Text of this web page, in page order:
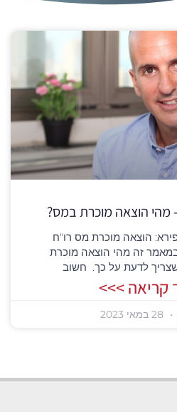
מהי הוצאה מוכרת במס?
הוצאה מוכרת מס רו"ח
זה מהי הוצאה מוכרת
לדעת על כך. חשוב
>>>